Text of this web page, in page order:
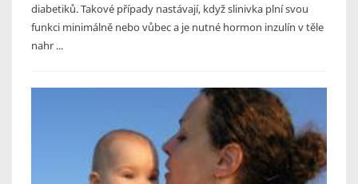
diabetiků. Takové případy nastávají, když slinivka plní svou
funkci minimálně nebo vůbec a je nutné hormon inzulín v těle
nahr ...